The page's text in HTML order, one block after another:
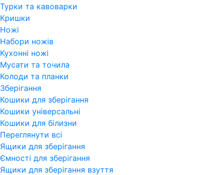
Турки та кавоварки
Кришки
Ножі
Набори ножів
Кухонні ножі
Мусати та точила
Колоди та планки
Зберігання
Кошики для зберігання
Кошики універсальні
Кошики для білизни
Переглянути всi
Ящики для зберігання
Ємності для зберігання
Ящики для зберігання взуття